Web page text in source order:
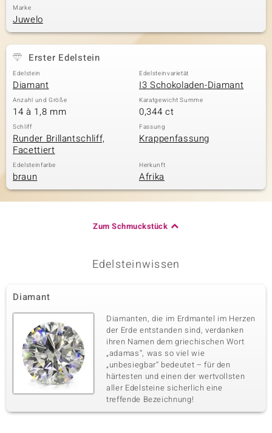
Marke
Juwelo
Erster Edelstein
Edelstein
Diamant
Edelsteinvarietät
I3 Schokoladen-Diamant
Anzahl und Größe
14 à 1,8 mm
Karatgewicht Summe
0,344 ct
Schliff
Runder Brillantschliff,
Facettiert
Fassung
Krappenfassung
Edelsteinfarbe
braun
Herkunft
Afrika
Zum Schmuckstück
Edelsteinwissen
Diamant
Diamanten, die im Erdmantel im Herzen
der Erde entstanden sind, verdanken
ihren Namen dem griechischen Wort
„adamas“, was so viel wie
„unbesiegbar“ bedeutet – für den
härtesten und einen der wertvollsten
aller Edelsteine sicherlich eine
treffende Bezeichnung!